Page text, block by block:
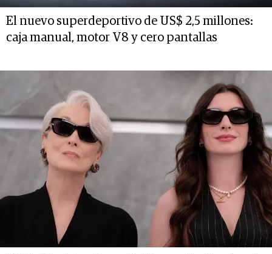
El nuevo superdeportivo de US$ 2,5 millones:
caja manual, motor V8 y cero pantallas